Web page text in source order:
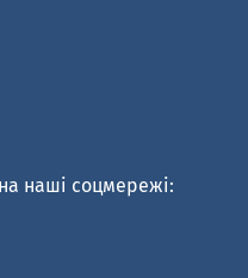
наші соцмережі: